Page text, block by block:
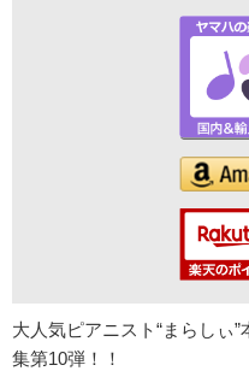
大人気ピアニスト“まらしぃ
集第10弾！！